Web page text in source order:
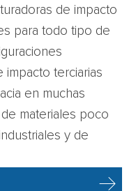
de impacto
para todo tipo de
impacto terciarias
en muchas
materiales poco
y de